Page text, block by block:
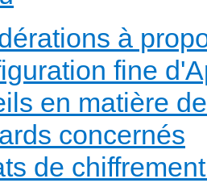
à
fine
en matière
concernés
de